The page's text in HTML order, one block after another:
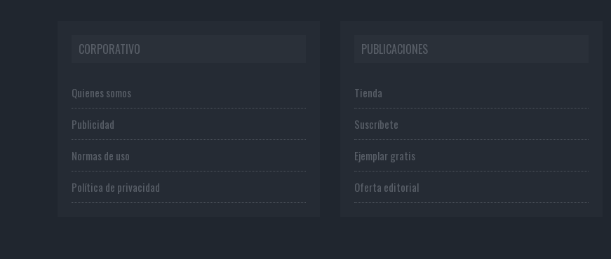
CORPORATIVO
Quienes somos
Publicidad
Normas de uso
Política de privacidad
PUBLICACIONES
Tienda
Suscríbete
Ejemplar gratis
Oferta editorial